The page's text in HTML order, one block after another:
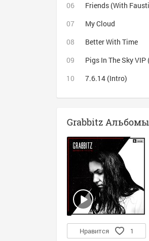
Friends (With
My Cloud
Better With Time
7.6.14 (Intro)
Grabbitz Альбомы
Нравится 1